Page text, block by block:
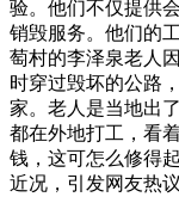
验。他们不仅提供
销毁服务。他们的
萄村的李泽泉老人
时穿过毁坏的公路
家。老人是当地出
都在外地打工，看
钱，这可怎么修得
近况，引发网友